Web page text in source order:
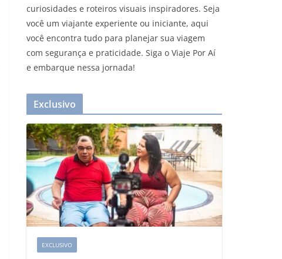
curiosidades e roteiros visuais inspiradores. Seja
você um viajante experiente ou iniciante, aqui
você encontra tudo para planejar sua viagem
com segurança e praticidade. Siga o Viaje Por Aí
e embarque nessa jornada!
Exclusivo
EXCLUSIVO